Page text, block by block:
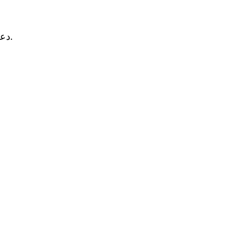
دعت اللجنة الوطنية للأهلة جميع المواطنين إلى مراقبة هلال شهر شوال للعام 1445 هجرية ستكون مساء غد الاثنين (08 إبريل).